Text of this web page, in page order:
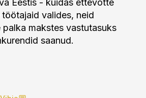
Eestis - kuidas ettevõtte
valides, neid
palka makstes vastutasuks
saanud.